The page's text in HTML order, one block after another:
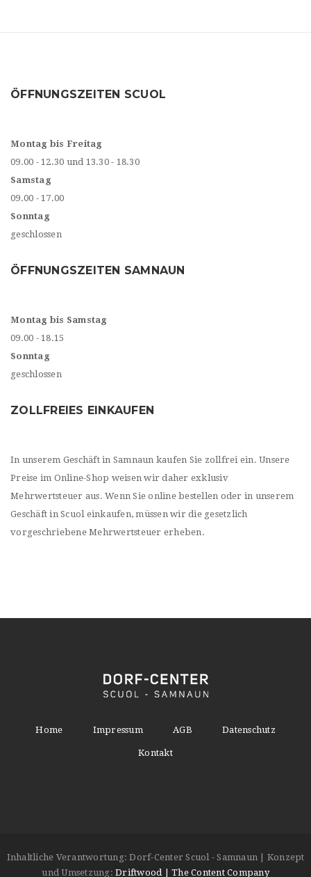
ÖFFNUNGSZEITEN SCUOL
Montag bis Freitag
09.00 - 12.30 und 13.30 - 18.30
Samstag
09.00 - 17.00
Sonntag
geschlossen
ÖFFNUNGSZEITEN SAMNAUN
Montag bis Samstag
09.00 - 18.15
Sonntag
geschlossen
ZOLLFREIES EINKAUFEN
In unserem Geschäft in Samnaun kaufen Sie zollfrei ein. Unsere
Preise im Online-Shop weisen wir daher exklusiv
Mehrwertsteuer aus. Wenn Sie online bestellen oder in unserem
Geschäft in Scuol einkaufen, müssen wir die gesetzlich
vorgeschriebene Mehrwertsteuer erheben.
Home Impressum AGB Datenschutz
Kontakt
Inhaltliche Verantwortung: Dorf-Center Scuol - Samnaun | Konzept
und Umsetzung: Driftwood | The Content Company